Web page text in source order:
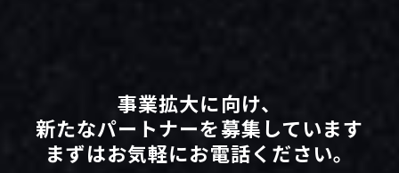
えていただきます。必要なのは「良いものを提
供したい」という情熱だけです。安心して飛び
込んできてください。
の核となる「ハイブリッド施工技術」まで、当
社のトップインストーラーがマンツーマンに近
い形で丁寧に指導します。実際に車両を使い、
何度も実践を繰り返すことで、身体で技術を覚
えていただきます。必要なのは「良いものを提
事業拡大に向け、
新たなパートナーを募集しています
まずはお気軽にお電話ください。